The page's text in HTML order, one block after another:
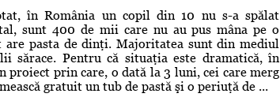
în România un copil din 10 nu s-a spălat
sunt 400 de mii care nu au pus mâna pe o
are pasta de dinţi. Majoritatea sunt din mediul
sărace. Pentru că situaţia este dramatică, în
proiect prin care, o dată la 3 luni, cei care merg
gratuit un tub de pastă şi o periuţă de ...